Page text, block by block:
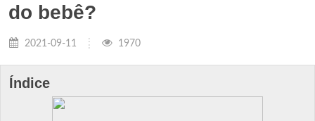
do bebê?
2021-09-11 1970
Índice